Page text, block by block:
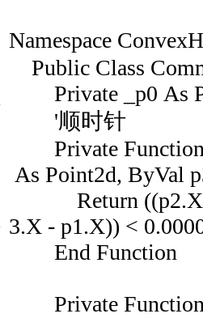
Namespace
Public Class
Private _p0 As
'顺时针
Private Function
As Point2d, ByVal
Return ((p2.X -
3.X - p1.X)) <
End Function
Private Function